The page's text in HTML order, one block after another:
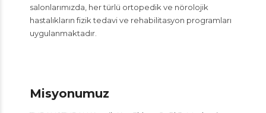
salonlarımızda, her türlü ortopedik ve nörolojik
hastalıkların fizik tedavi ve rehabilitasyon programları
uygulanmaktadır.
Misyonumuz